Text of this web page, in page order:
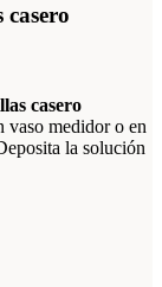
casero
vaso medidor o en
la solución